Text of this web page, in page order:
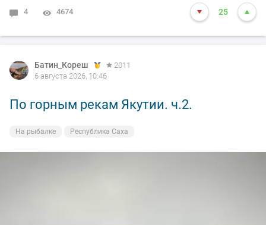
4 4674 25
Батин_Кореш
2011
6 августа 2026, 10:46
По горным рекам Якутии. ч.2.
На рыбалке Республика Саха